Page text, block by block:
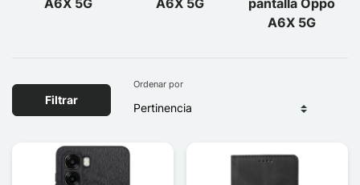
A6X 5G
Filtrar
Ordenar por